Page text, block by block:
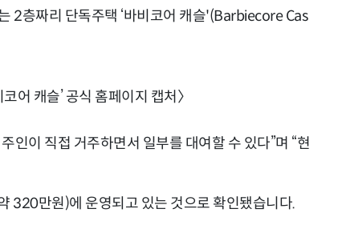
2층짜리 단독주택 ‘바비코어 캐슬'(Barbiecore Cas
어 캐슬’ 공식 홈페이지 캡처〉
인이 직접 거주하면서 일부를 대여할 수 있다”며 “현
320만원)에 운영되고 있는 것으로 확인됐습니다.